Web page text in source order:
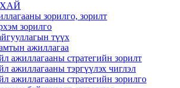
зорилго, зорилт
зорилго
түүх
ажиллагаа
ажиллагааны стратегийн зорилт
ажиллагааны тэргүүлэх чиглэл
ажиллагааны стратегийн зорилго